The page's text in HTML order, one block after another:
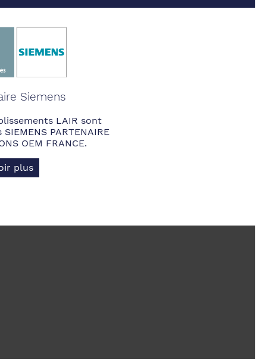
Siemens
LAIR sont
PARTENAIRE
OEM FRANCE.
plus